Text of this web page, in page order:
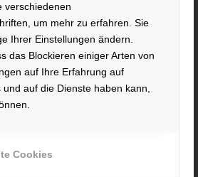
verschiedenen
um mehr zu erfahren. Sie
Ihrer Einstellungen ändern.
das Blockieren einiger Arten von
auf Ihre Erfahrung auf
auf die Dienste haben kann,
Cookies